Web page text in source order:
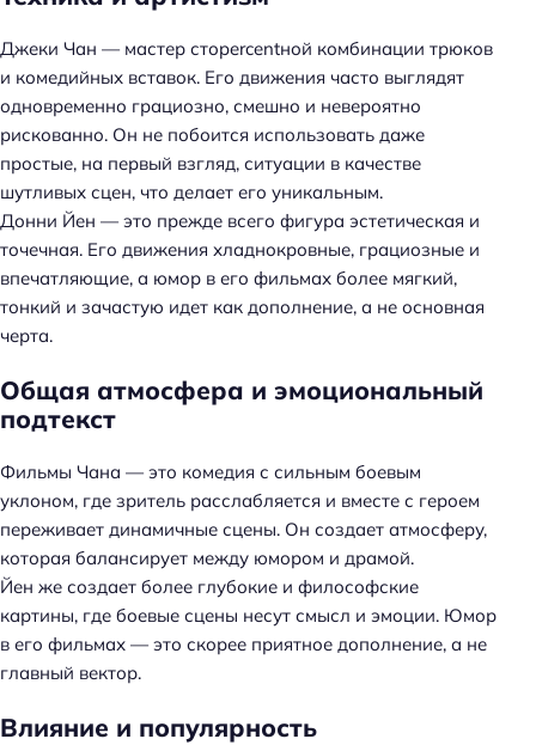
Джеки Чан — мастер стоpercentной комбинации трюков
и комедийных вставок. Его движения часто выглядят
одновременно грациозно, смешно и невероятно
рискованно. Он не побоится использовать даже
простые, на первый взгляд, ситуации в качестве
шутливых сцен, что делает его уникальным.
Донни Йен — это прежде всего фигура эстетическая и
точечная. Его движения хладнокровные, грациозные и
впечатляющие, а юмор в его фильмах более мягкий,
тонкий и зачастую идет как дополнение, а не основная
черта.
Общая атмосфера и эмоциональный
подтекст
Фильмы Чана — это комедия с сильным боевым
уклоном, где зритель расслабляется и вместе с героем
переживает динамичные сцены. Он создает атмосферу,
которая балансирует между юмором и драмой.
Йен же создает более глубокие и философские
картины, где боевые сцены несут смысл и эмоции. Юмор
в его фильмах — это скорее приятное дополнение, а не
главный вектор.
Влияние и популярность
а
й
т
и
: